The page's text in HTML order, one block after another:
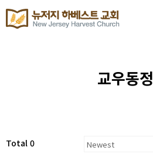
교우동정
Total 0